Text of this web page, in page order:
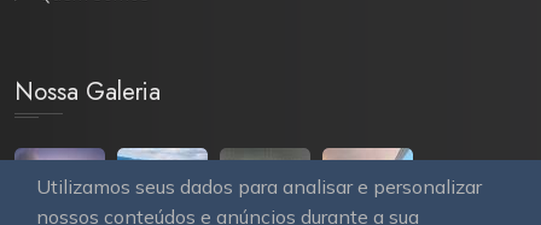
Utilizamos seus dados para analisar e personalizar
nossos conteúdos e anúncios durante a sua
Nossa Galeria